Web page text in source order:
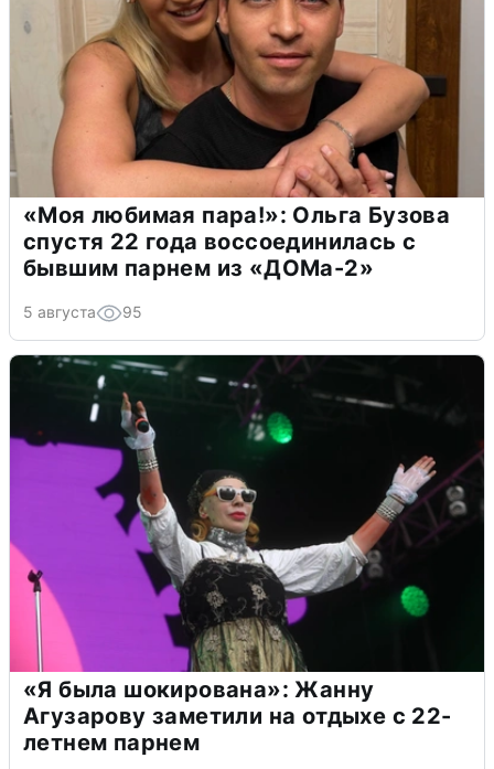
«Моя любимая пара!»: Ольга Бузова
спустя 22 года воссоединилась с
бывшим парнем из «ДОМа-2»
5 августа 95
«Я была шокирована»: Жанну
Агузарову заметили на отдыхе с 22-
летнем парнем